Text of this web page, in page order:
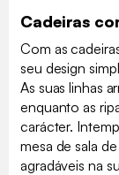
Cadeiras
Com as
seu design
As suas linhas
enquanto as
carácter.
mesa de sala
agradáveis na